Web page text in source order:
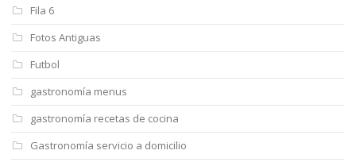
Fila 6
Fotos Antiguas
Futbol
gastronomía menus
gastronomía recetas de cocina
Gastronomía servicio a domicilio